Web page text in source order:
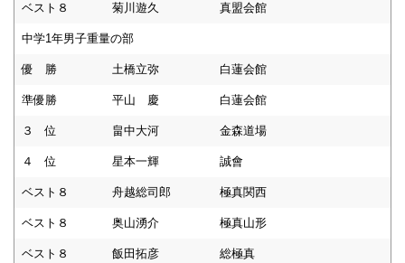
ベスト８ 菊川遊久 真盟会館
中学1年男子重量の部
優 勝 土橋立弥 白蓮会館
準優勝 平山 慶 白蓮会館
３ 位 畠中大河 金森道場
４ 位 星本一輝 誠會
ベスト８ 舟越総司郎 極真関西
ベスト８ 奥山湧介 極真山形
ベスト８ 飯田拓彦 総極真